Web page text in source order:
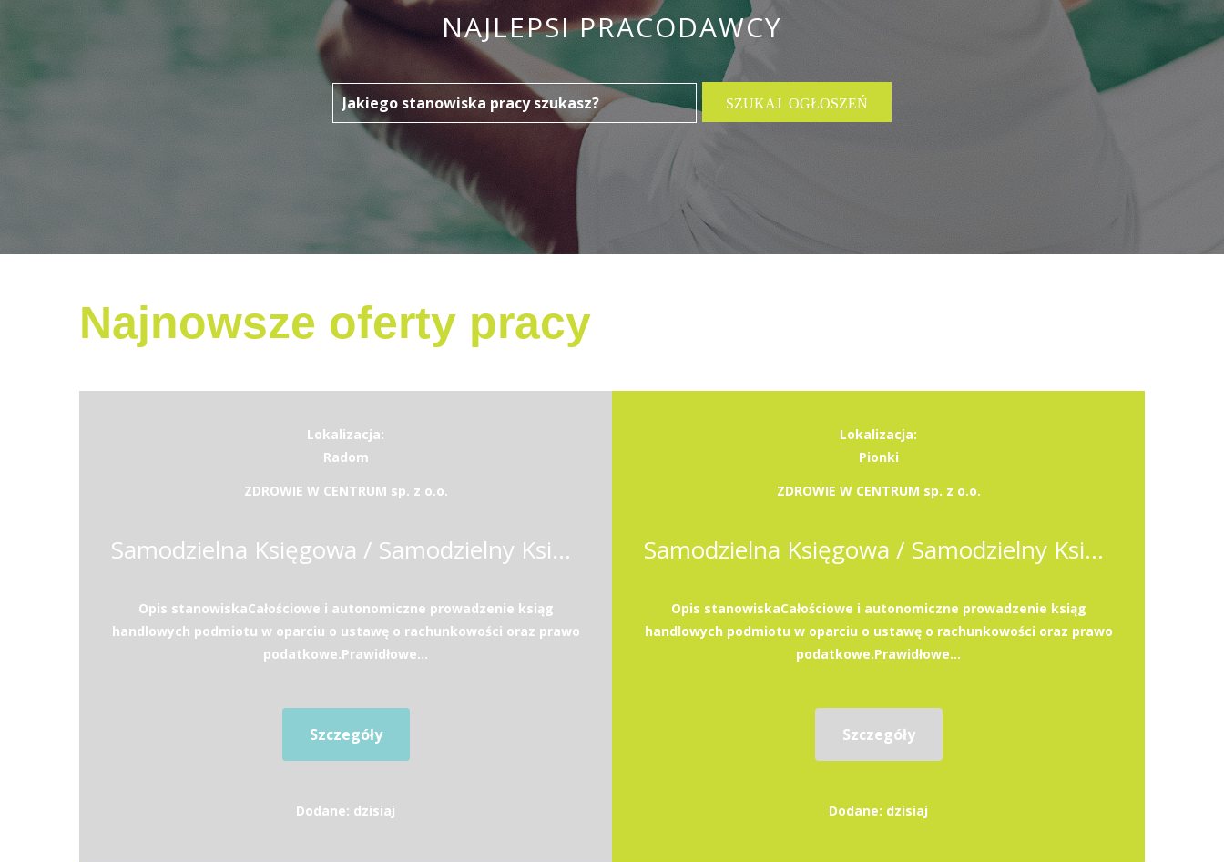
NAJLEPSI PRACODAWCY
Najnowsze oferty pracy
Lokalizacja:
Radom
ZDROWIE W CENTRUM sp. z o.o.
Samodzielna Księgowa / Samodzielny Księgowy
Opis stanowiskaCałościowe i autonomiczne prowadzenie ksiąg
handlowych podmiotu w oparciu o ustawę o rachunkowości oraz prawo
podatkowe.Prawidłowe...
Szczegóły
Dodane: dzisiaj
Lokalizacja:
Pionki
ZDROWIE W CENTRUM sp. z o.o.
Samodzielna Księgowa / Samodzielny Księgowy
Opis stanowiskaCałościowe i autonomiczne prowadzenie ksiąg
handlowych podmiotu w oparciu o ustawę o rachunkowości oraz prawo
podatkowe.Prawidłowe...
Szczegóły
Dodane: dzisiaj